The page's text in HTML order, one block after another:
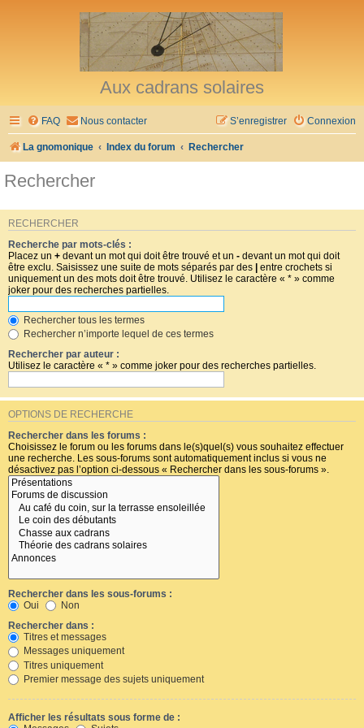
Aux cadrans solaires
FAQ Nous contacter Connexion
S’enregistrer
La gnomonique Index du forum Rechercher
Rechercher
RECHERCHER
Recherche par mots-clés :
Placez un + devant un mot qui doit être trouvé et un - devant un mot qui doit
être exclu. Saisissez une suite de mots séparés par des | entre crochets si
uniquement un des mots doit être trouvé. Utilisez le caractère « * » comme
joker pour des recherches partielles.
Rechercher tous les termes
Rechercher n’importe lequel de ces termes
Rechercher par auteur :
Utilisez le caractère « * » comme joker pour des recherches partielles.
OPTIONS DE RECHERCHE
Rechercher dans les forums :
Choisissez le forum ou les forums dans le(s)quel(s) vous souhaitez effectuer
une recherche. Les sous-forums sont automatiquement inclus si vous ne
désactivez pas l’option ci-dessous « Rechercher dans les sous-forums ».
Rechercher dans les sous-forums :
Oui
Non
Rechercher dans :
Titres et messages
Messages uniquement
Titres uniquement
Premier message des sujets uniquement
Afficher les résultats sous forme de :